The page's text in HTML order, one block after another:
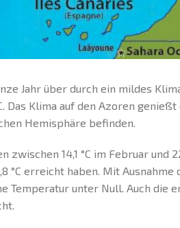
Jahr über durch ein mildes
Klima auf den Azoren genießt
Hemisphäre befinden.
14,1 °C im Februar und
°C erreicht haben. Mit Ausnahme
Temperatur unter Null. Auch die